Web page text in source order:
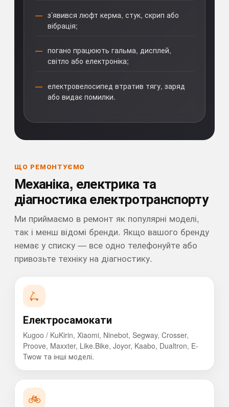
з’явився люфт керма, стук, скрип або
вібрація;
погано працюють гальма, дисплей,
світло або електроніка;
електровелосипед втратив тягу, заряд
або видає помилки.
ЩО РЕМОНТУЄМО
Механіка, електрика та
діагностика електротранспорту
Ми приймаємо в ремонт як популярні моделі,
так і менш відомі бренди. Якщо вашого бренду
немає у списку — все одно телефонуйте або
привозьте техніку на діагностику.
🛴
Електросамокати
Kugoo / KuKirin, Xiaomi, Ninebot, Segway, Crosser,
Proove, Maxxter, Like.Bike, Joyor, Kaabo, Dualtron, E-
Twow та інші моделі.
🚲